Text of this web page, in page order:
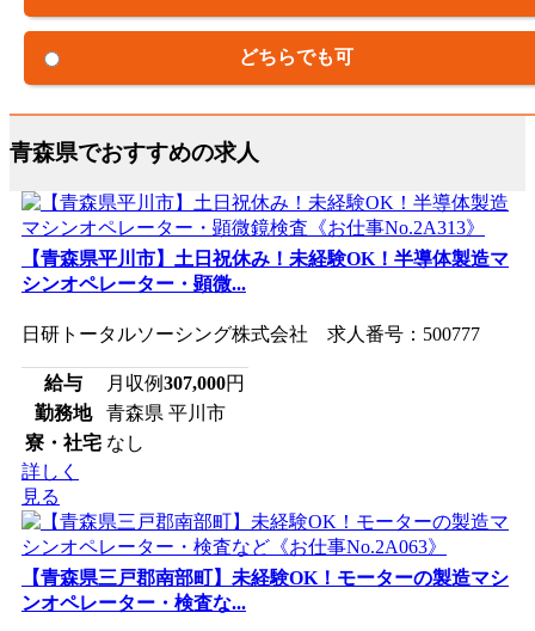
どちらでも可
青森県でおすすめの求人
【青森県平川市】土日祝休み！未経験OK！半導体製造マ
シンオペレーター・顕微...
日研トータルソーシング株式会社 求人番号：500777
給与 月収例307,000円
勤務地
青森県 平川市
寮・社宅 なし
詳しく
見る
【青森県三戸郡南部町】未経験OK！モーターの製造マシ
ンオペレーター・検査な...